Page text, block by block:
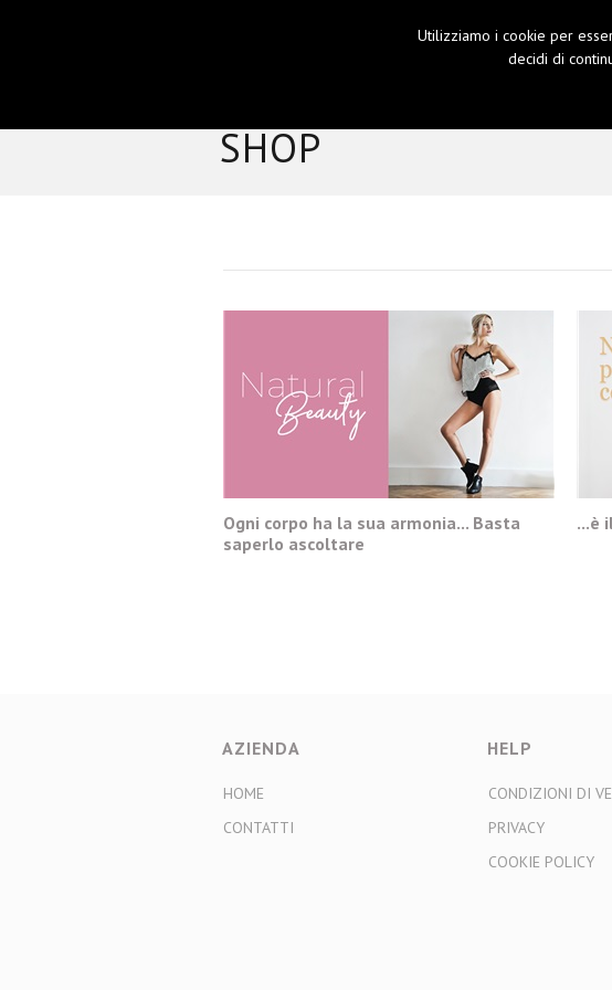
SHOP
SHOP
Ogni corpo ha la sua armonia... Basta
saperlo ascoltare
...è
AZIENDA
HOME
CONTATTI
HELP
CONDIZIONI DI
PRIVACY
COOKIE POLICY
Utilizziamo i cookie per
decidi di